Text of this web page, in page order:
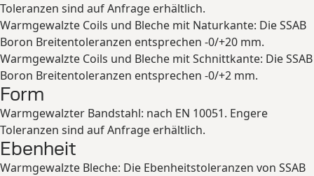
Toleranzen sind auf Anfrage erhältlich.
Warmgewalzte Coils und Bleche mit Naturkante: Die SSAB
Boron Breitentoleranzen entsprechen -0/+20 mm.
Warmgewalzte Coils und Bleche mit Schnittkante: Die SSAB
Boron Breitentoleranzen entsprechen -0/+2 mm.
Form
Warmgewalzter Bandstahl: nach EN 10051. Engere
Toleranzen sind auf Anfrage erhältlich.
Ebenheit
Warmgewalzte Bleche: Die Ebenheitstoleranzen von SSAB